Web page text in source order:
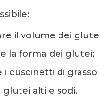
il volume dei
la forma dei glutei;
i cuscinetti di grasso
alti e sodi.